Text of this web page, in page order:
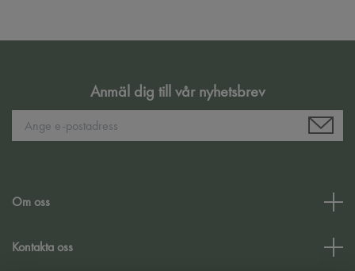
Anmäl dig till vår nyhetsbrev
Om oss
Kontakta oss